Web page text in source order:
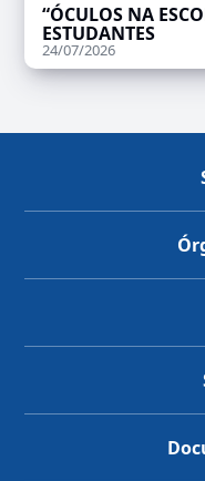
“ÓCULOS NA
ESTUDANTES
24/07/2026